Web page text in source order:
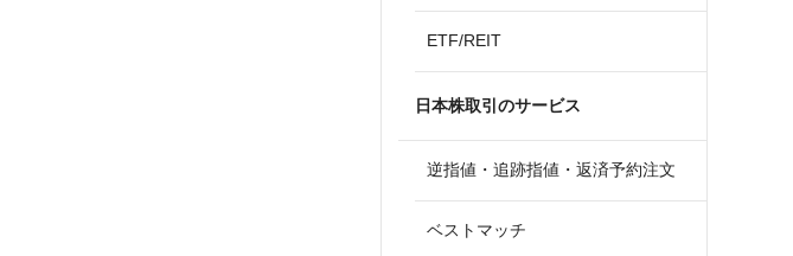
ETF/REIT
日本株取引のサービス
逆指値・追跡指値・返済予約注文
ベストマッチ